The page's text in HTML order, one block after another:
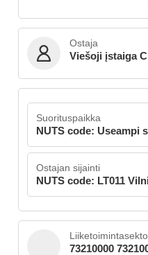
Ostaja
Viešoji įstaiga
Suorituspaikka
NUTS code: Useampi
Ostajan sijainti
NUTS code: LT011
73210000